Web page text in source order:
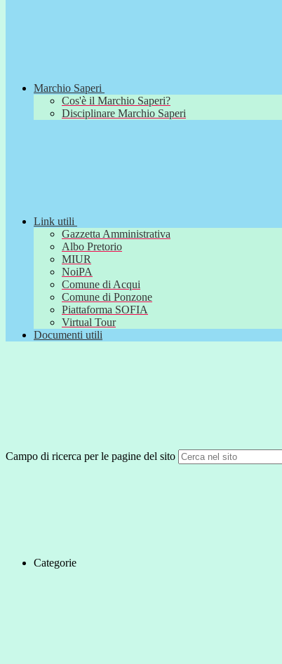
Marchio Saperi
Cos'è il Marchio Saperi?
Disciplinare Marchio Saperi
Link utili
Gazzetta Amministrativa
Albo Pretorio
MIUR
NoiPA
Comune di Acqui
Comune di Ponzone
Piattaforma SOFIA
Virtual Tour
Documenti utili
Campo di ricerca per le pagine del sito
Categorie